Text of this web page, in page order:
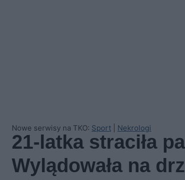
Nowe serwisy na TKO: Sport Nekrologi
21-latka straciła
Wylądowała na